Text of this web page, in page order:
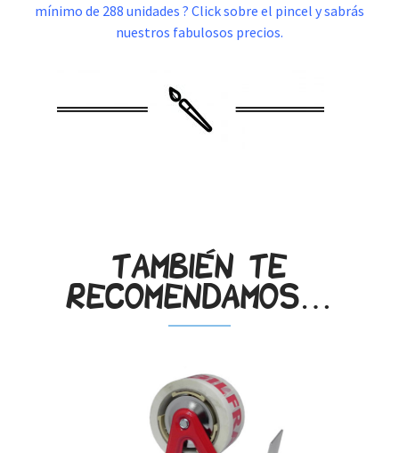
mínimo de 288 unidades ? Click sobre el pincel y sabrás
nuestros fabulosos precios.
También te
recomendamos…